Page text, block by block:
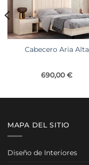
Cabecero Aria Alta
690,00€
MAPA DEL SITIO
Diseño de Interiores